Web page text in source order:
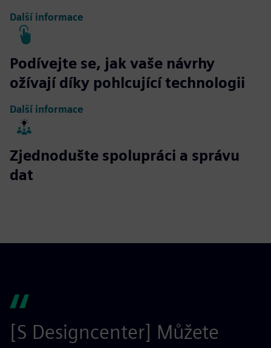
Další informace
Podívejte se, jak vaše návrhy
ožívají díky pohlcující technologii
Další informace
Zjednodušte spolupráci a správu
dat
[S Designcenter] Můžete